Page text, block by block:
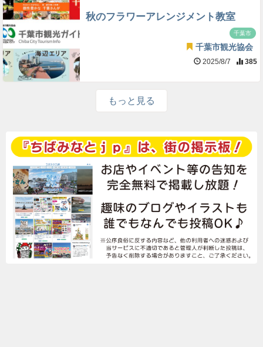
秋のフラワーアレンジメント教室
千葉市
千葉市観光協会
2025/8/7 385
もっと見る